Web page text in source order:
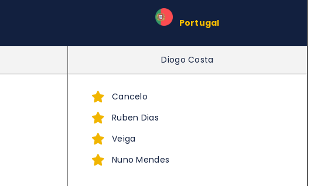
Portugal
Diogo Costa
Cancelo
Ruben Dias
Veiga
Nuno Mendes